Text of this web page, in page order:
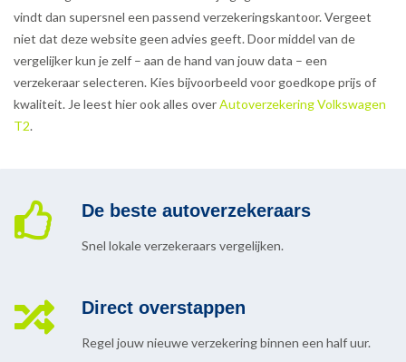
vindt dan supersnel een passend verzekeringskantoor. Vergeet
niet dat deze website geen advies geeft. Door middel van de
vergelijker kun je zelf – aan de hand van jouw data – een
verzekeraar selecteren. Kies bijvoorbeeld voor goedkope prijs of
kwaliteit. Je leest hier ook alles overAutoverzekering Volkswagen
T2.
De beste autoverzekeraars
Snel lokale verzekeraars vergelijken.
Direct overstappen
Regel jouw nieuwe verzekering binnen een half uur.